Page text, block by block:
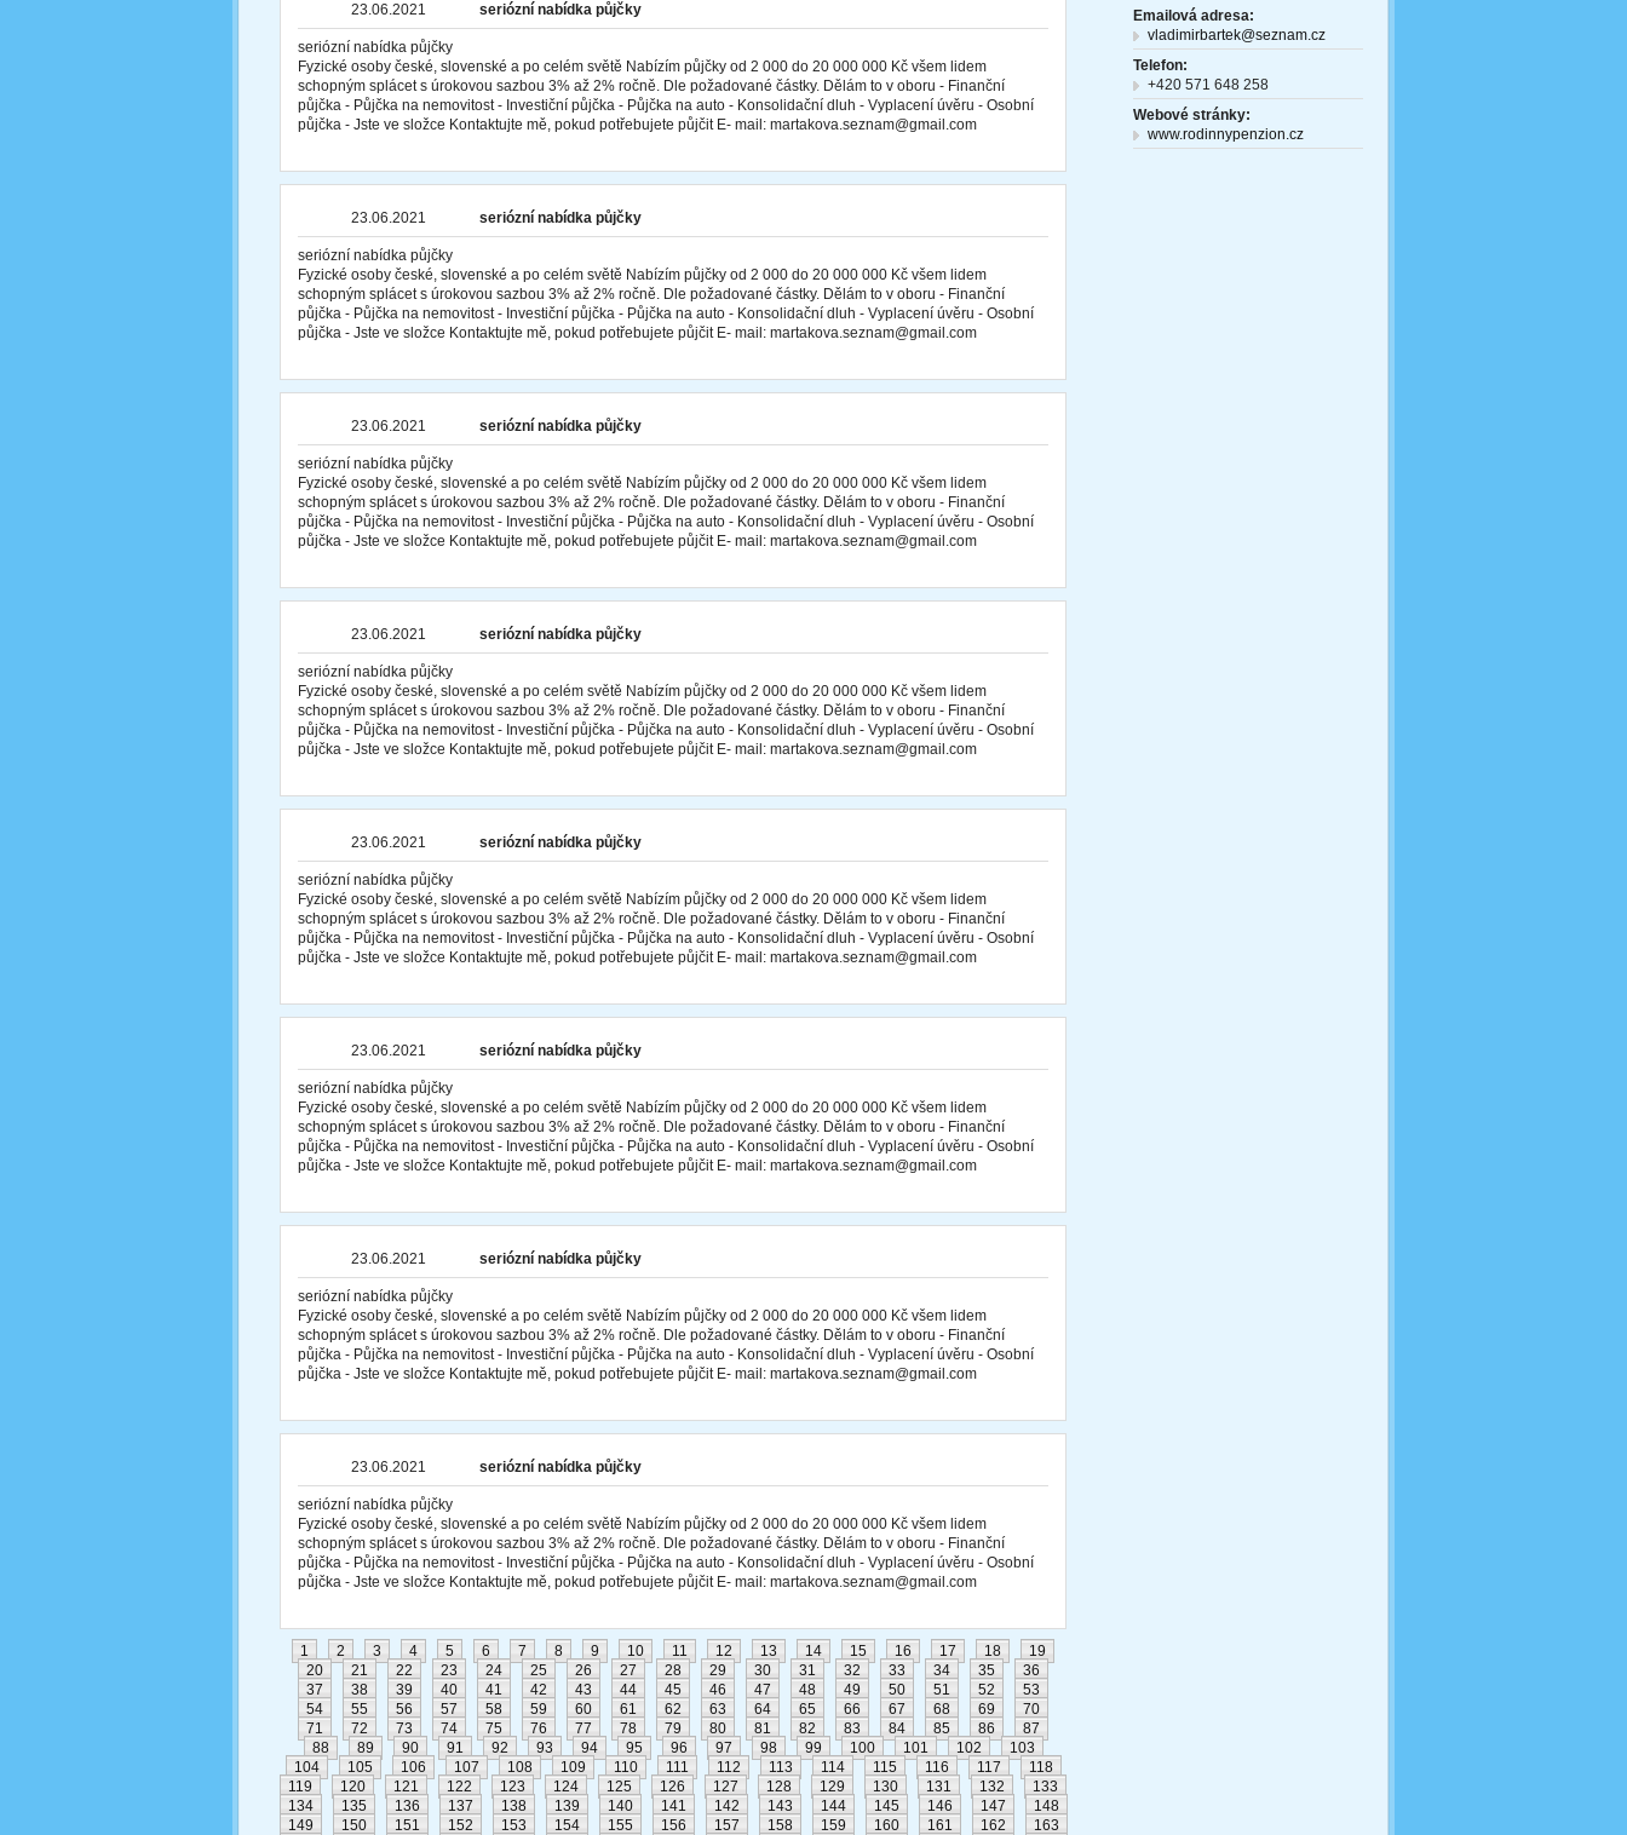
23.06.2021 seriózní nabídka půjčky
seriózní nabídka půjčky
Fyzické osoby české, slovenské a po celém světě Nabízím půjčky od 2 000 do 20 000 000 Kč všem lidem
schopným splácet s úrokovou sazbou 3% až 2% ročně. Dle požadované částky. Dělám to v oboru - Finanční
půjčka - Půjčka na nemovitost - Investiční půjčka - Půjčka na auto - Konsolidační dluh - Vyplacení úvěru - Osobní
půjčka - Jste ve složce Kontaktujte mě, pokud potřebujete půjčit E- mail: martakova.seznam@gmail.com
23.06.2021 seriózní nabídka půjčky
seriózní nabídka půjčky
Fyzické osoby české, slovenské a po celém světě Nabízím půjčky od 2 000 do 20 000 000 Kč všem lidem
schopným splácet s úrokovou sazbou 3% až 2% ročně. Dle požadované částky. Dělám to v oboru - Finanční
půjčka - Půjčka na nemovitost - Investiční půjčka - Půjčka na auto - Konsolidační dluh - Vyplacení úvěru - Osobní
půjčka - Jste ve složce Kontaktujte mě, pokud potřebujete půjčit E- mail: martakova.seznam@gmail.com
23.06.2021 seriózní nabídka půjčky
seriózní nabídka půjčky
Fyzické osoby české, slovenské a po celém světě Nabízím půjčky od 2 000 do 20 000 000 Kč všem lidem
schopným splácet s úrokovou sazbou 3% až 2% ročně. Dle požadované částky. Dělám to v oboru - Finanční
půjčka - Půjčka na nemovitost - Investiční půjčka - Půjčka na auto - Konsolidační dluh - Vyplacení úvěru - Osobní
půjčka - Jste ve složce Kontaktujte mě, pokud potřebujete půjčit E- mail: martakova.seznam@gmail.com
23.06.2021 seriózní nabídka půjčky
seriózní nabídka půjčky
Fyzické osoby české, slovenské a po celém světě Nabízím půjčky od 2 000 do 20 000 000 Kč všem lidem
schopným splácet s úrokovou sazbou 3% až 2% ročně. Dle požadované částky. Dělám to v oboru - Finanční
půjčka - Půjčka na nemovitost - Investiční půjčka - Půjčka na auto - Konsolidační dluh - Vyplacení úvěru - Osobní
půjčka - Jste ve složce Kontaktujte mě, pokud potřebujete půjčit E- mail: martakova.seznam@gmail.com
23.06.2021 seriózní nabídka půjčky
seriózní nabídka půjčky
Fyzické osoby české, slovenské a po celém světě Nabízím půjčky od 2 000 do 20 000 000 Kč všem lidem
schopným splácet s úrokovou sazbou 3% až 2% ročně. Dle požadované částky. Dělám to v oboru - Finanční
půjčka - Půjčka na nemovitost - Investiční půjčka - Půjčka na auto - Konsolidační dluh - Vyplacení úvěru - Osobní
půjčka - Jste ve složce Kontaktujte mě, pokud potřebujete půjčit E- mail: martakova.seznam@gmail.com
23.06.2021 seriózní nabídka půjčky
seriózní nabídka půjčky
Fyzické osoby české, slovenské a po celém světě Nabízím půjčky od 2 000 do 20 000 000 Kč všem lidem
schopným splácet s úrokovou sazbou 3% až 2% ročně. Dle požadované částky. Dělám to v oboru - Finanční
půjčka - Půjčka na nemovitost - Investiční půjčka - Půjčka na auto - Konsolidační dluh - Vyplacení úvěru - Osobní
půjčka - Jste ve složce Kontaktujte mě, pokud potřebujete půjčit E- mail: martakova.seznam@gmail.com
23.06.2021 seriózní nabídka půjčky
seriózní nabídka půjčky
Fyzické osoby české, slovenské a po celém světě Nabízím půjčky od 2 000 do 20 000 000 Kč všem lidem
schopným splácet s úrokovou sazbou 3% až 2% ročně. Dle požadované částky. Dělám to v oboru - Finanční
půjčka - Půjčka na nemovitost - Investiční půjčka - Půjčka na auto - Konsolidační dluh - Vyplacení úvěru - Osobní
půjčka - Jste ve složce Kontaktujte mě, pokud potřebujete půjčit E- mail: martakova.seznam@gmail.com
23.06.2021 seriózní nabídka půjčky
seriózní nabídka půjčky
Fyzické osoby české, slovenské a po celém světě Nabízím půjčky od 2 000 do 20 000 000 Kč všem lidem
schopným splácet s úrokovou sazbou 3% až 2% ročně. Dle požadované částky. Dělám to v oboru - Finanční
půjčka - Půjčka na nemovitost - Investiční půjčka - Půjčka na auto - Konsolidační dluh - Vyplacení úvěru - Osobní
půjčka - Jste ve složce Kontaktujte mě, pokud potřebujete půjčit E- mail: martakova.seznam@gmail.com
1 2 3 4 5 6 7 8 9 10 11 12 13 14 15 16 17 18
19
20
21 22 23 24 25 26 27 28 29 30 31 32 33 34 35
36
37
38 39 40 41 42 43 44 45 46 47 48 49 50 51 52
53
54
55 56 57 58 59 60 61 62 63 64 65 66 67 68 69
70
71
72 73 74 75 76 77 78 79 80 81 82 83 84 85 86
87
88
89 90 91 92 93 94 95 96 97 98 99 100 101 102
103
104
105 106 107 108 109 110 111 112 113 114 115 116 117
118
119
120 121 122 123 124 125 126 127 128 129 130 131 132
133
134
135 136 137 138 139 140 141 142 143 144 145 146 147
148
149
150 151 152 153 154 155 156 157 158 159 160 161 162
163
Emailová adresa:
vladimirbartek@seznam.cz
Telefon:
+420 571 648 258
Webové stránky:
www.rodinnypenzion.cz